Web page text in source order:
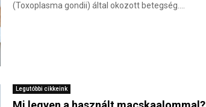
(Toxoplasma gondii) által okozott betegség....
Legutóbbi cikkeink